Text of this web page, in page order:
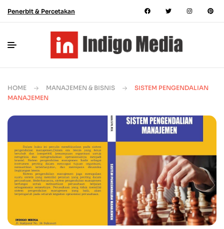
Penerbit & Percetakan
HOME MANAJEMEN & BISNIS
SISTEM PENGENDALIAN
MANAJEMEN